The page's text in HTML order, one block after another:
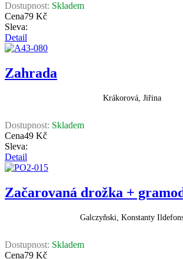
Dostupnost: Skladem
Cena79 Kč
Sleva:
Detail
Zahrada
Krákorová, Jiřina
Dostupnost: Skladem
Cena49 Kč
Sleva:
Detail
Začarovaná drožka +
Galczyňski, Konstanty
Dostupnost: Skladem
Cena79 Kč